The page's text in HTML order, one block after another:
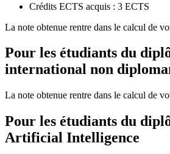
Crédits ECTS acquis : 3 ECTS
La note obtenue rentre dans le calcul de
Pour les étudiants du
international non
La note obtenue rentre dans le calcul de
Pour les étudiants du
Artificial Intelligence